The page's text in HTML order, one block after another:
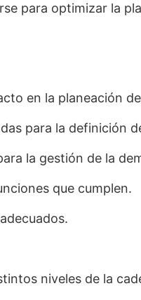
para optimizar la
en la planeación
para la definición
la gestión de la
que cumplen.
niveles de la